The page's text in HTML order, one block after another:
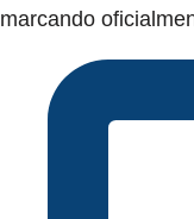
marcando